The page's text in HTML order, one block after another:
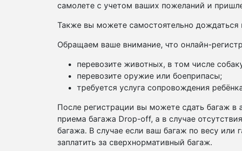
самолете с учетом ваших пожеланий и
Также вы можете самостоятельно
Обращаем ваше внимание, что онлайн-
перевозите животных, в том числе
перевозите оружие или боеприпасы;
требуется услуга сопровождения
После регистрации вы можете сдать багаж в
приема багажа Drop-off, а в случае
багажа. В случае если ваш багаж по весу или
заплатить за сверхнормативный багаж.